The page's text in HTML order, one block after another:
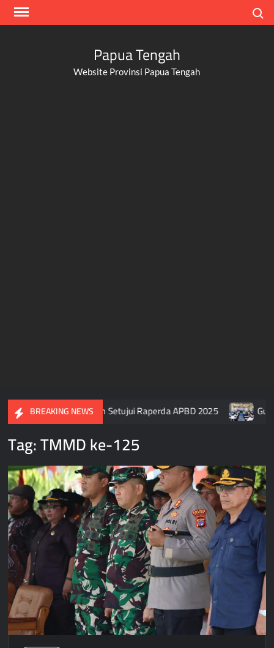
Skip
Papua Tengah
Website Provinsi Papua Tengah
BREAKING NEWS
DPR Papua Tengah Setujui Raperda APBD 2025
Tag:TMMD ke-125